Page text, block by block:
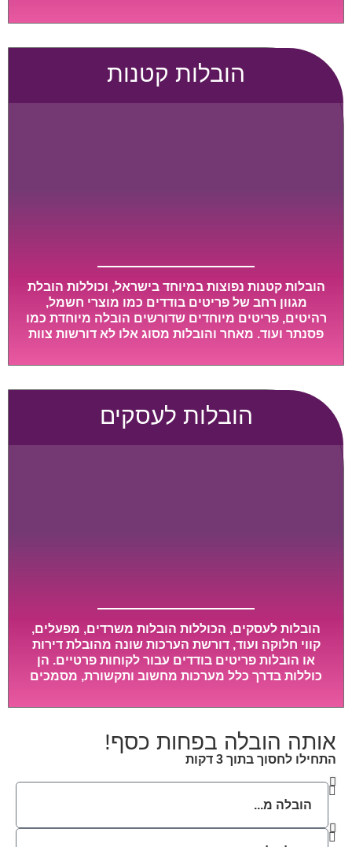
וללא נזקים מיותרים, אשר תקל על תהליך המעבר כמה
הובלות קטנות
הובלות קטנות נפוצות במיוחד בישראל, וכוללות הובלת
מגוון רחב של פריטים בודדים כמו מוצרי חשמל,
רהיטים, פריטים מיוחדים שדורשים הובלה מיוחדת כמו
פסנתר ועוד. מאחר והובלות מסוג אלו לא דורשות צוות
ביותר, ובמחירים נוחים וגמישים.
הובלות לעסקים
הובלות לעסקים, הכוללות הובלות משרדים, מפעלים,
קווי חלוקה ועוד, דורשת הערכות שונה מהובלת דירות
או הובלות פריטים בודדים עבור לקוחות פרטיים. הן
כוללות בדרך כלל מערכות מחשוב ותקשורת, מסמכים
לב מיוחדת ואריזה קפדנית ומסודרת אשר תבטיח
אותה הובלה בפחות כסף!
התחילו לחסוך בתוך 3 דקות